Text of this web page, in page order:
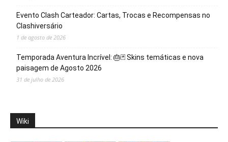
Evento Clash Carteador: Cartas, Trocas e Recompensas no
Clashiversário
1 de agosto de 2026
Temporada Aventura Incrível: 🎂🃏 Skins temáticas e nova
paisagem de Agosto 2026
31 de julho de 2026
Wiki